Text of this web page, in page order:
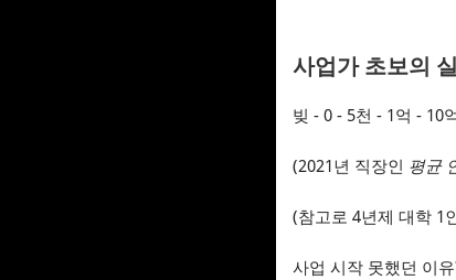
사업가 초보의
빚 - 0 - 5천 - 1억 - 10
(2021년 직장인 평균
(참고로 4년제 대학 1
사업 시작 못했던 이